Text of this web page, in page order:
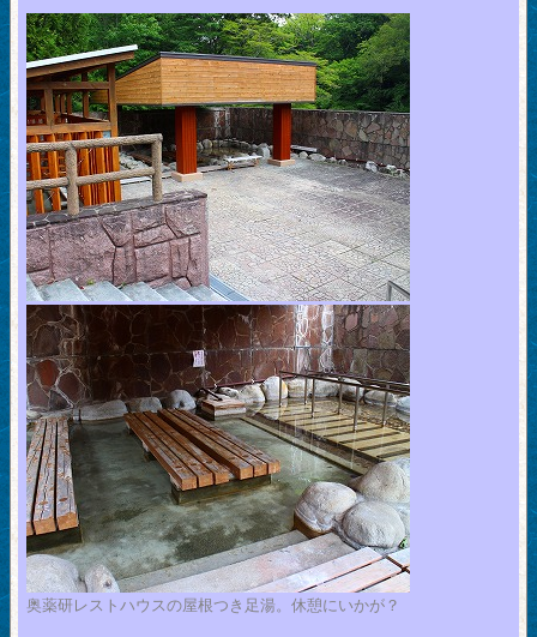
奥薬研レストハウスの屋根つき足湯。休憩にいかが？